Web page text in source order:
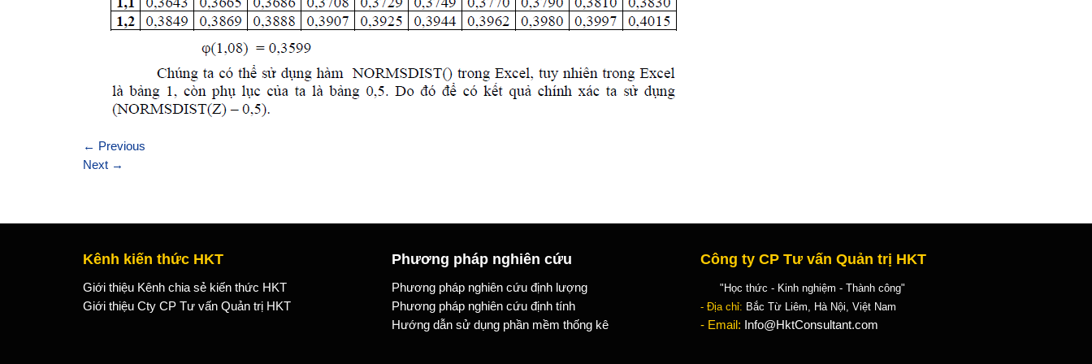
← Previous
Next →
Kênh kiến thức HKT
Giới thiệu Kênh chia sẻ kiến thức HKT
Giới thiệu Cty CP Tư vấn Quản trị HKT
Phương pháp nghiên cứu
Phương pháp nghiên cứu định lượng
Phương pháp nghiên cứu định tính
Hướng dẫn sử dụng phần mềm thống kê
Công ty CP Tư vấn Quản trị HKT
"Học thức - Kinh nghiệm - Thành công"
- Địa chỉ: Bắc Từ Liêm, Hà Nội, Việt Nam
- Email: Info@HktConsultant.com